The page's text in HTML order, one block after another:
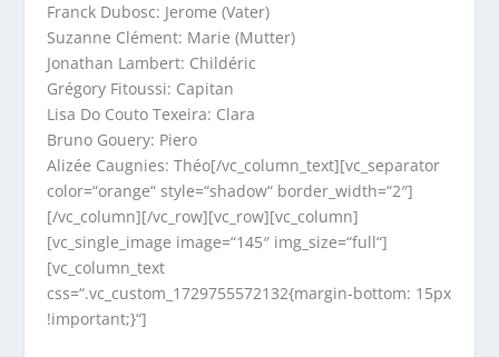
Franck Dubosc: Jerome (Vater)
Suzanne Clément: Marie (Mutter)
Jonathan Lambert: Childéric
Grégory Fitoussi: Capitan
Lisa Do Couto Texeira: Clara
Bruno Gouery: Piero
Alizée Caugnies: Théo[/vc_column_text][vc_separator
color=“orange“ style=“shadow“ border_width=“2″]
[/vc_column][/vc_row][vc_row][vc_column]
[vc_single_image image=“145″ img_size=“full“]
[vc_column_text
css=“.vc_custom_1729755572132{margin-bottom: 15px
!important;}“]